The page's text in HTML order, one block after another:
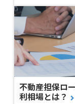
不動産担保ロ
利相場とは？